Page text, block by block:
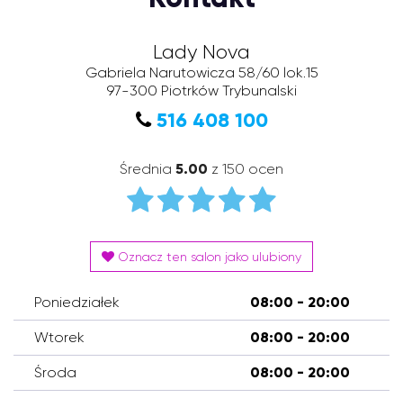
Lady Nova
Gabriela Narutowicza 58/60 lok.15
97-300 Piotrków Trybunalski
516 408 100
Średnia 5.00 z 150 ocen
Oznacz ten salon jako ulubiony
Poniedziałek 08:00 - 20:00
Wtorek 08:00 - 20:00
Środa 08:00 - 20:00